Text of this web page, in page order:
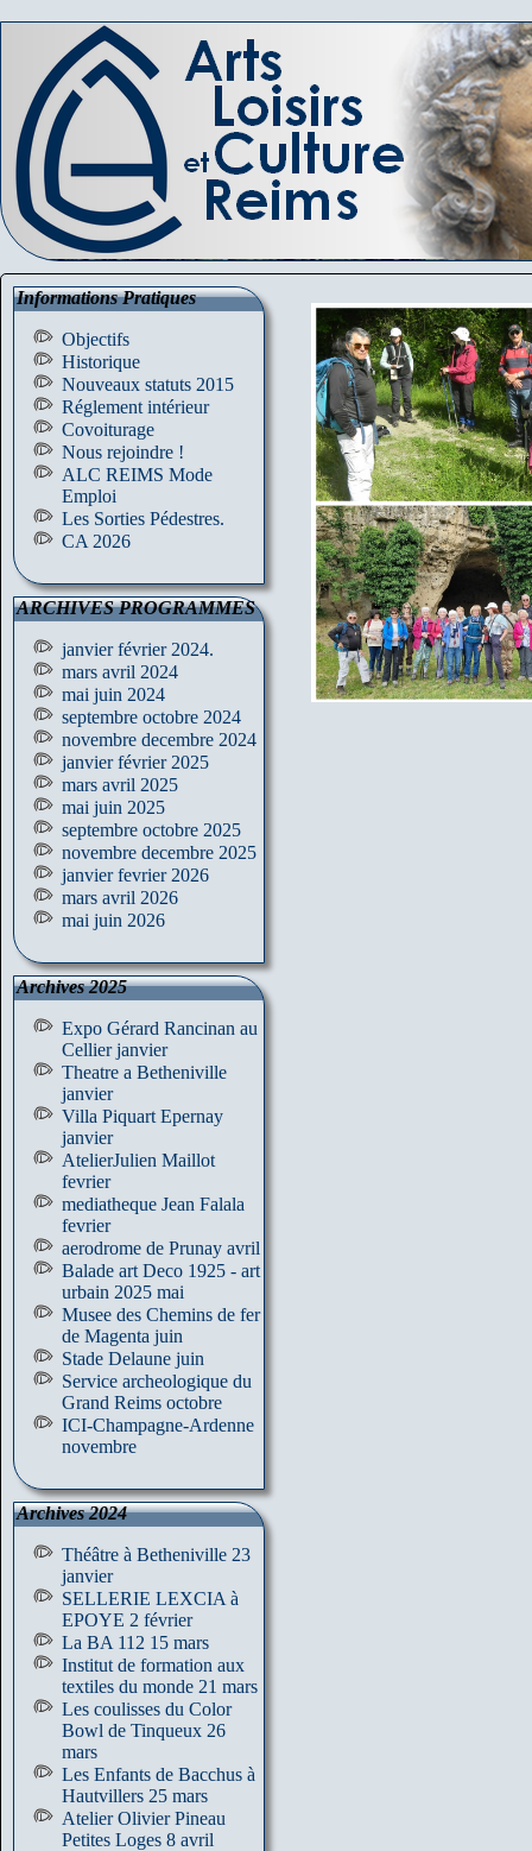
Informations Pratiques
Objectifs
Historique
Nouveaux statuts 2015
Réglement intérieur
Covoiturage
Nous rejoindre !
ALC REIMS Mode
Emploi
Les Sorties Pédestres.
CA 2026
ARCHIVES PROGRAMMES
janvier février 2024.
mars avril 2024
mai juin 2024
septembre octobre 2024
novembre decembre 2024
janvier février 2025
mars avril 2025
mai juin 2025
septembre octobre 2025
novembre decembre 2025
janvier fevrier 2026
mars avril 2026
mai juin 2026
Archives 2025
Expo Gérard Rancinan au
Cellier janvier
Theatre a Betheniville
janvier
Villa Piquart Epernay
janvier
AtelierJulien Maillot
fevrier
mediatheque Jean Falala
fevrier
aerodrome de Prunay avril
Balade art Deco 1925 - art
urbain 2025 mai
Musee des Chemins de fer
de Magenta juin
Stade Delaune juin
Service archeologique du
Grand Reims octobre
ICI-Champagne-Ardenne
novembre
Archives 2024
Théâtre à Betheniville 23
janvier
SELLERIE LEXCIA à
EPOYE 2 février
La BA 112 15 mars
Institut de formation aux
textiles du monde 21 mars
Les coulisses du Color
Bowl de Tinqueux 26
mars
Les Enfants de Bacchus à
Hautvillers 25 mars
Atelier Olivier Pineau
Petites Loges 8 avril